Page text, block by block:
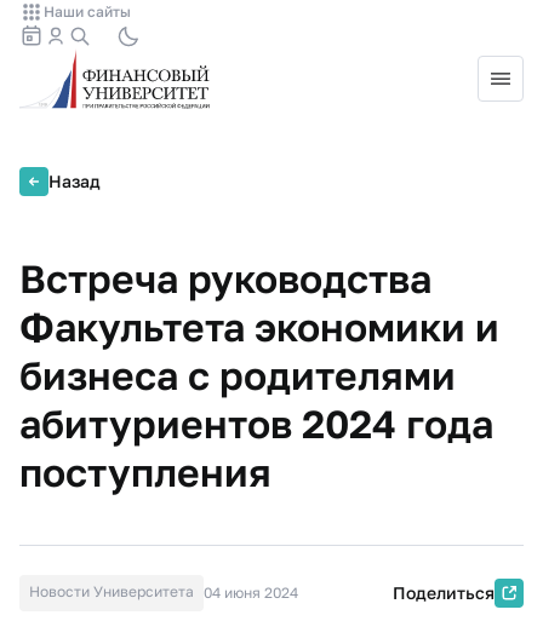
Наши сайты
Назад
Встреча руководства
Факультета экономики и
бизнеса с родителями
абитуриентов 2024 года
поступления
Новости Университета 04 июня 2024 Поделиться